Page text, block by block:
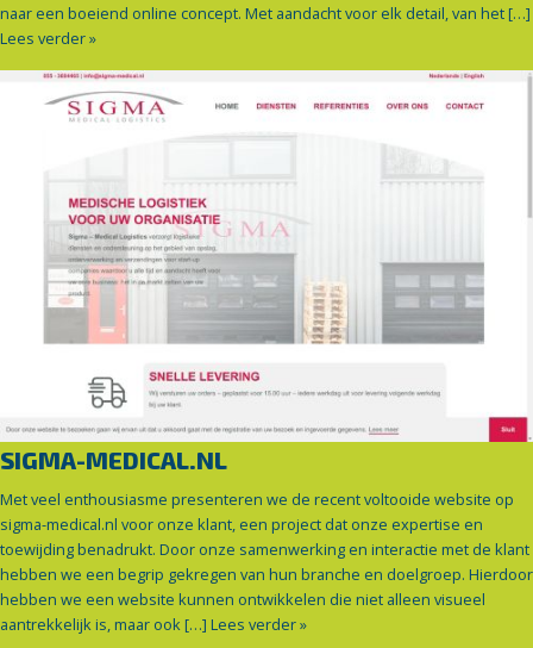
naar een boeiend online concept. Met aandacht voor elk detail, van het […]
Lees verder »
SIGMA-MEDICAL.NL
Met veel enthousiasme presenteren we de recent voltooide website op
sigma-medical.nl voor onze klant, een project dat onze expertise en
toewijding benadrukt. Door onze samenwerking en interactie met de klant
hebben we een begrip gekregen van hun branche en doelgroep. Hierdoor
hebben we een website kunnen ontwikkelen die niet alleen visueel
aantrekkelijk is, maar ook […] Lees verder »